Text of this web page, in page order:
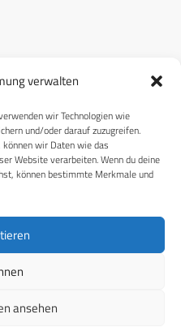
verwalten
wir Technologien wie
und/oder darauf zuzugreifen.
wir Daten wie das
Website verarbeiten. Wenn du deine
können bestimmte Merkmale und
ansehen